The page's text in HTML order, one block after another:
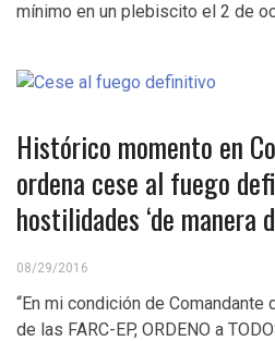
mínimo en un plebiscito el 2 de
Histórico momento en
ordena cese al fuego
hostilidades ‘de manera
08/29/2016
“En mi condición de
de las FARC-EP, ORDENO a